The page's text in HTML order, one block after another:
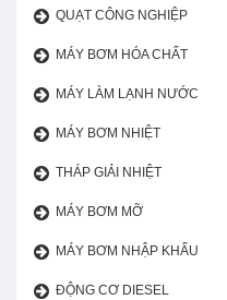
QUẠT CÔNG NGHIỆP
MÁY BƠM HÓA CHẤT
MÁY LÀM LẠNH NƯỚC
MÁY BƠM NHIỆT
THÁP GIẢI NHIỆT
MÁY BƠM MỠ
MÁY BƠM NHẬP KHẨU
ĐỘNG CƠ DIESEL